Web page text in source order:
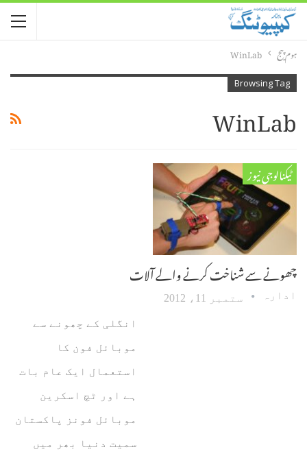
ہوم پیج WinLab
Browsing Tag
WinLab
ٹیکنالوجی نیوز
چھونے سے شناخت کرنے والے آلات
ادارہ ستمبر 11، 2012
انگلی کے چھونے سے
موبائل فون کا
استعمال ایک عام بات
ہے اور ٹچ اسکرین
موبائل فونز پاکستان
سمیت دنیا بھر میں